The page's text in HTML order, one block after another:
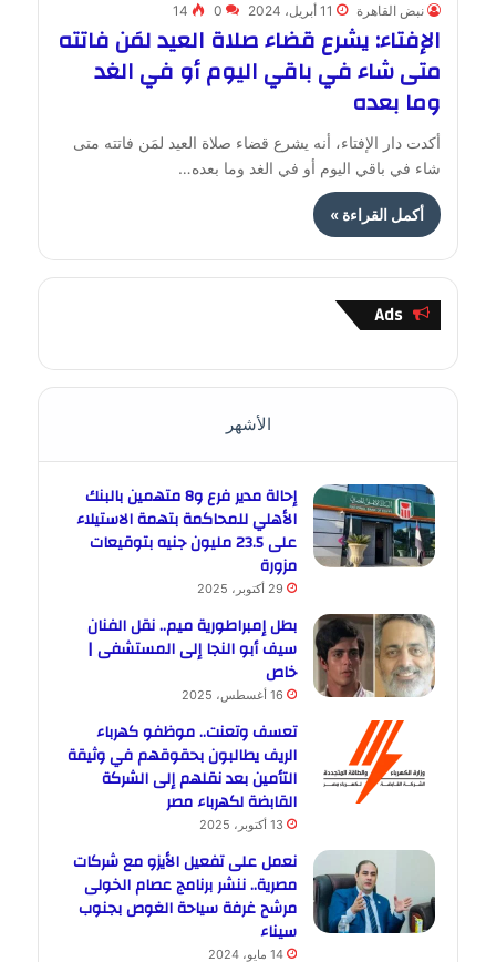
نبض القاهرة 11 أبريل، 2024 0
14
الإفتاء: يشرع قضاء صلاة العيد لمَن فاتته
متى شاء في باقي اليوم أو في الغد
وما بعده
أكدت دار الإفتاء، أنه يشرع قضاء صلاة العيد لمَن فاتته متى
شاء في باقي اليوم أو في الغد وما بعده…
أكمل القراءة »
Ads
الأشهر
إحالة مدير فرع و8 متهمين بالبنك
الأهلي للمحاكمة بتهمة الاستيلاء
على 23.5 مليون جنيه بتوقيعات
مزورة
29 أكتوبر، 2025
بطل إمبراطورية ميم.. نقل الفنان
سيف أبو النجا إلى المستشفى |
خاص
16 أغسطس، 2025
تعسف وتعنت.. موظفو كهرباء
الريف يطالبون بحقوقهم في وثيقة
التأمين بعد نقلهم إلى الشركة
القابضة لكهرباء مصر
13 أكتوبر، 2025
نعمل على تفعيل الأيزو مع شركات
مصرية.. ننشر برنامج عصام الخولى
مرشح غرفة سياحة الغوص بجنوب
سيناء
14 مايو، 2024